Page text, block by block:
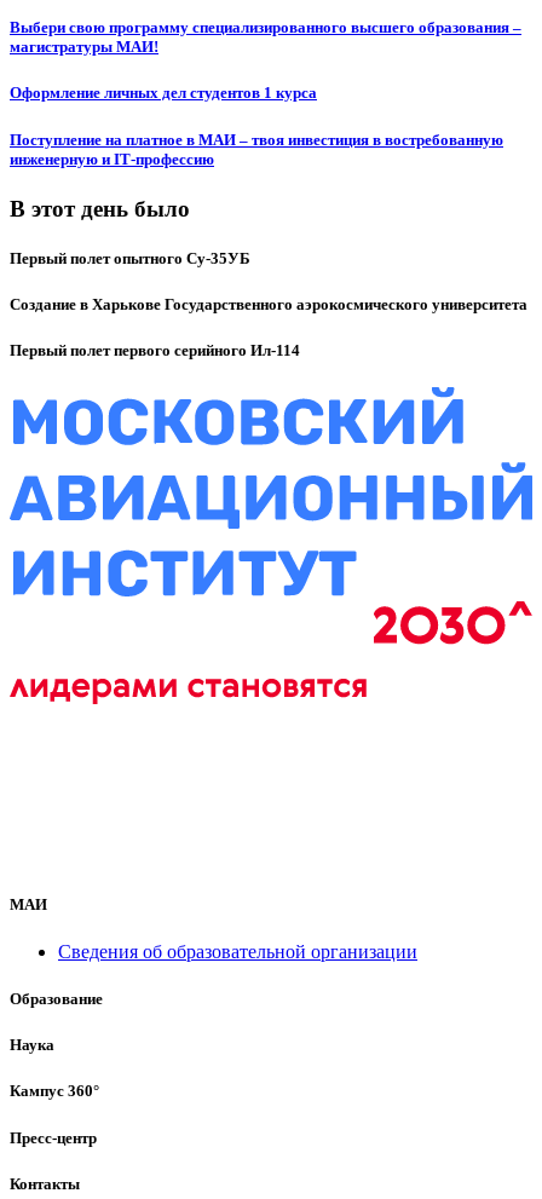
Выбери свою программу специализированного высшего образования –
магистратуры МАИ!
Оформление личных дел студентов 1 курса
Поступление на платное в МАИ – твоя инвестиция в востребованную
инженерную и IT‑профессию
В этот день было
Первый полет опытного Су-35УБ
Создание в Харькове Государственного аэрокосмического университета
Первый полет первого серийного Ил-114
МАИ
Сведения об образовательной организации
Образование
Наука
Кампус 360°
Пресс-центр
Контакты